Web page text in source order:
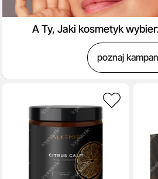
A Ty, Jaki kosmetyk
poznaj